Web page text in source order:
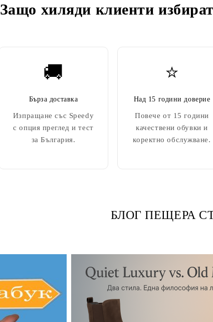
Защо хиляди клиенти
🚚
Бърза доставка
Изпращане със Speedy
с опция преглед и тест
за България.
⭐
Над 15 години доверие
Повече от 15 години
качествени обувки и
коректно обслужване.
БЛОГ ПЕЩЕРА